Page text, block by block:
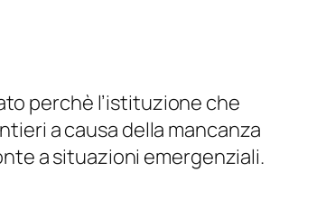
perchè l’istituzione che
a causa della mancanza
a situazioni emergenziali.